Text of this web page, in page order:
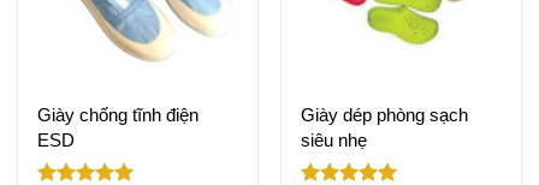
Giày chống tĩnh điện
ESD
Giày dép phòng sạch
siêu nhẹ